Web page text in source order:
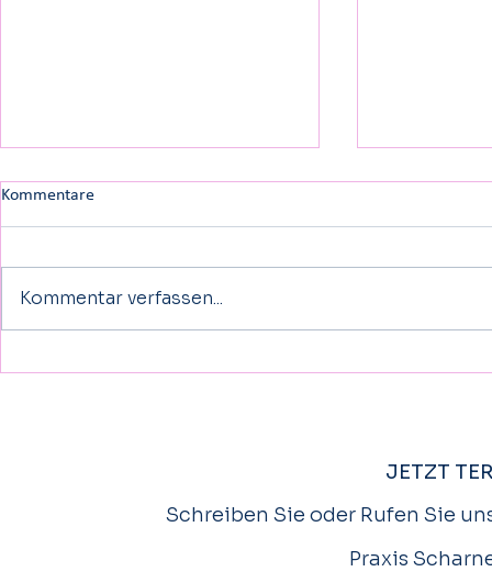
Kommentare
Kommentar verfassen...
JETZT
Schreiben Sie oder Rufen Sie
Praxis